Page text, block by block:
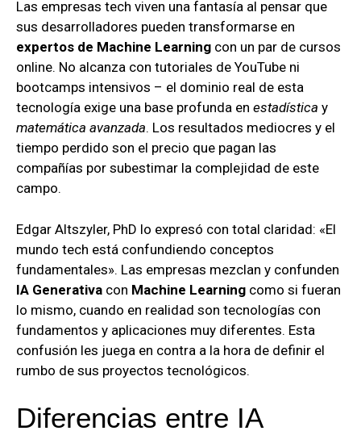
Las empresas tech viven una fantasía al pensar que
sus desarrolladores pueden transformarse en
expertos de Machine Learning con un par de cursos
online. No alcanza con tutoriales de YouTube ni
bootcamps intensivos – el dominio real de esta
tecnología exige una base profunda en estadística y
matemática avanzada. Los resultados mediocres y el
tiempo perdido son el precio que pagan las
compañías por subestimar la complejidad de este
campo.
Edgar Altszyler, PhD lo expresó con total claridad: «El
mundo tech está confundiendo conceptos
fundamentales». Las empresas mezclan y confunden
IA Generativa con Machine Learning como si fueran
lo mismo, cuando en realidad son tecnologías con
fundamentos y aplicaciones muy diferentes. Esta
confusión les juega en contra a la hora de definir el
rumbo de sus proyectos tecnológicos.
Diferencias entre IA